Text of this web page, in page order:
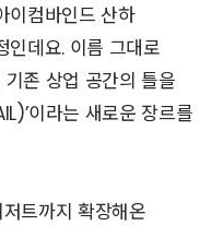
이컴바인드 산하
인데요. 이름 그대로
기존 상업 공간의 틀을
이라는 새로운 장르를
트까지 확장해온